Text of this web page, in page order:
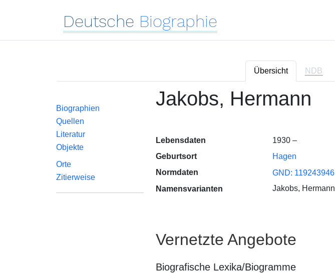
Deutsche Biographie
Übersicht NDB
Biographien
Quellen
Literatur
Objekte
Orte
Zitierweise
Jakobs, Hermann
Lebensdaten
1930 –
Geburtsort
Hagen
Normdaten
GND: 119243946
Namensvarianten
Jakobs, Hermann
Vernetzte Angebote
Biografische Lexika/Biogramme